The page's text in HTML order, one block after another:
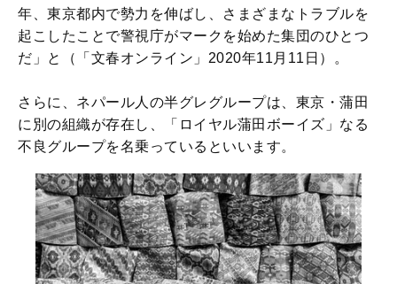
年、東京都内で勢力を伸ばし、さまざまなトラブルを
起こしたことで警視庁がマークを始めた集団のひとつ
だ」と（「文春オンライン」2020年11月11日）。
さらに、ネパール人の半グレグループは、東京・蒲田
に別の組織が存在し、「ロイヤル蒲田ボーイズ」なる
不良グループを名乗っているといいます。